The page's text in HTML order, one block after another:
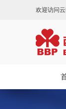
欢迎访问